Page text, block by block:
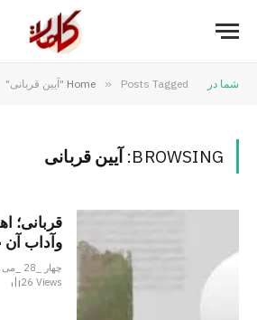
شما در Home » Posts Tagged "آیین قربانی"
BROWSING: آیین قربانی
قربانی؛
وآداب
چهار _28 _می _2025AH 28-5-2025AD
26Views